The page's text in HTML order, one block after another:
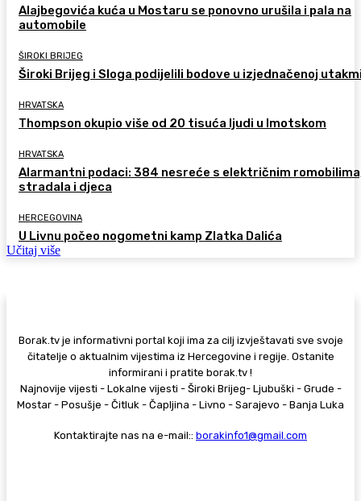
Alajbegovića kuća u Mostaru se ponovno urušila i pala na
automobile
ŠIROKI BRIJEG
Široki Brijeg i Sloga podijelili bodove u izjednačenoj
HRVATSKA
Thompson okupio više od 20 tisuća ljudi u Imotskom
HRVATSKA
Alarmantni podaci: 384 nesreće s električnim
stradala i djeca
HERCEGOVINA
U Livnu počeo nogometni kamp Zlatka Dalića
Učitaj više
Borak.tv je informativni portal koji ima za cilj izvještavati sve svoje
čitatelje o aktualnim vijestima iz Hercegovine i regije. Ostanite
informirani i pratite borak.tv !
Najnovije vijesti - Lokalne vijesti - Široki Brijeg- Ljubuški - Grude -
Mostar - Posušje - Čitluk - Čapljina - Livno - Sarajevo - Banja Luka
Kontaktirajte nas na e-mail:: borakinfo1@gmail.com